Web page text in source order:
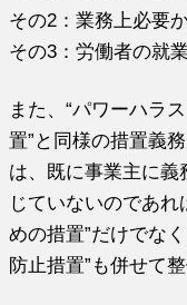
その2：業務上必要
その3：労働者の就
また、“パワーハラ
置”と同様の措置義
は、既に事業主に
じていないのであれ
めの措置”だけでな
防止措置”も併せて